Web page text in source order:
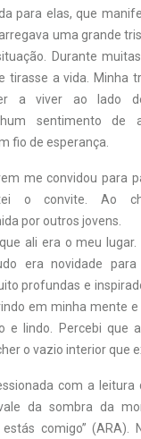
para elas, que
uma grande
Durante
tirasse a vida. Minha
a viver ao lado
sentimento de
fio de esperança.
me convidou para
o convite. Ao
por outros jovens.
ali era o meu
era novidade
profundas e
em minha mente
e lindo. Percebi que
o vazio interior que
com a leitura
da sombra da
comigo” (ARA).